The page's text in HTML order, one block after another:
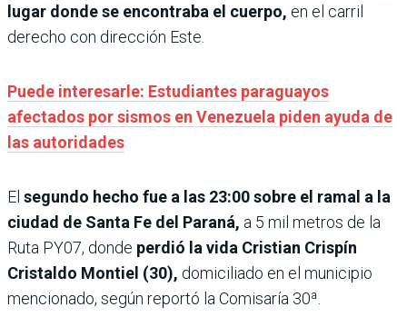
lugar donde se encontraba el cuerpo, en el carril
derecho con dirección Este.
Puede interesarle: Estudiantes paraguayos
afectados por sismos en Venezuela piden ayuda de
las autoridades
El segundo hecho fue a las 23:00 sobre el ramal a la
ciudad de Santa Fe del Paraná, a 5 mil metros de la
Ruta PY07, donde perdió la vida Cristian Crispín
Cristaldo Montiel (30), domiciliado en el municipio
mencionado, según reportó la Comisaría 30ª.